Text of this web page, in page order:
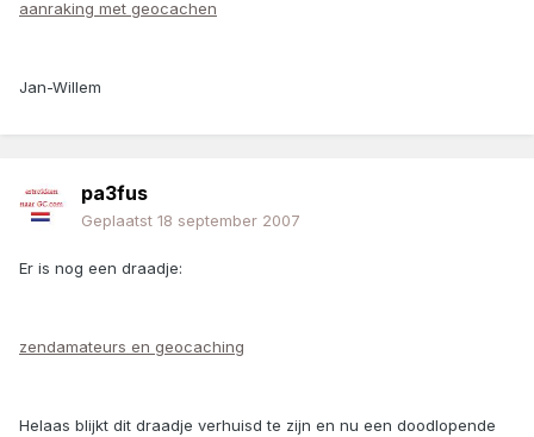
aanraking met geocachen
Jan-Willem
pa3fus
Geplaatst 18 september 2007
Er is nog een draadje:
zendamateurs en geocaching
Helaas blijkt dit draadje verhuisd te zijn en nu een doodlopende